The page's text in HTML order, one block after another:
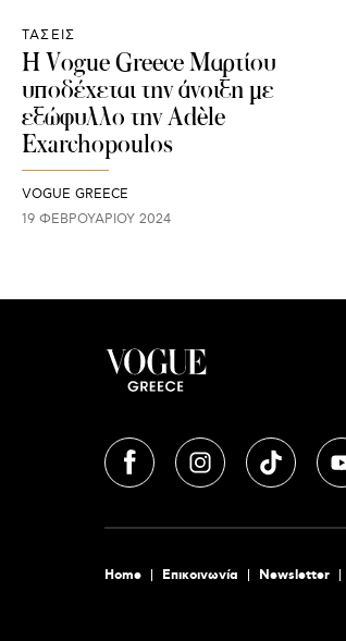
ΤΑΣΕΙΣ
Η Vogue Greece Μαρτίου
υποδέχεται την άνοιξη με
εξώφυλλο την Adèle
Exarchopoulos
VOGUE GREECE
19 ΦΕΒΡΟΥΑΡΊΟΥ 2024
Home Επικοινωνία Newsletter